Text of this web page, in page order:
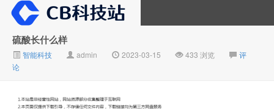
大V推广
硫酸长什么样
智能科技 admin 2023-03-15 433 浏览
评
论